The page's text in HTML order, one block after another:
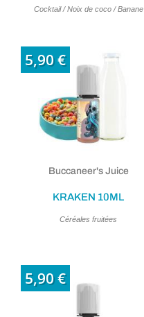
Cocktail / Noix de coco / Banane
5,90 €
Buccaneer's Juice
KRAKEN 10ML
Céréales fruitées
5,90 €